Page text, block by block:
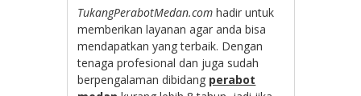
TukangPerabotMedan.comhadir untuk
memberikan layanan agar anda bisa
mendapatkan yang terbaik. Dengan
tenaga profesional dan juga sudah
berpengalaman dibidang perabot